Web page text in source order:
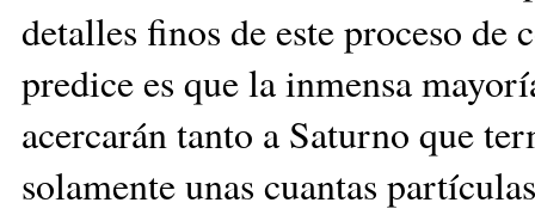
detalles finos de este proceso
predice es que la inmensa
acercarán tanto a Saturno que
solamente unas cuantas